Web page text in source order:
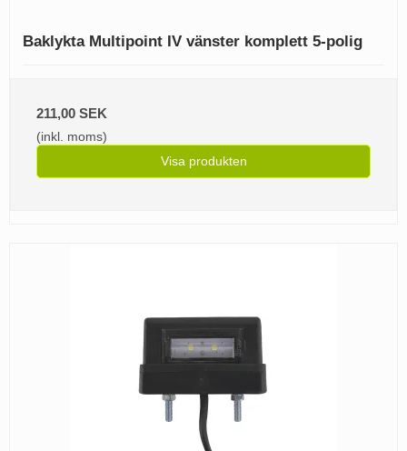
Baklykta Multipoint IV vänster komplett 5-polig
211,00 SEK
(inkl. moms)
Visa produkten